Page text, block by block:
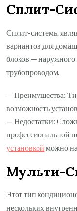
Сплит-
Сплит-системы
вариантов для
блоков — наружного
трубопроводом.
— Преимущества:
возможность
— Недостатки:
профессиональной
установкой можно
Мульти-
Этот тип
нескольких